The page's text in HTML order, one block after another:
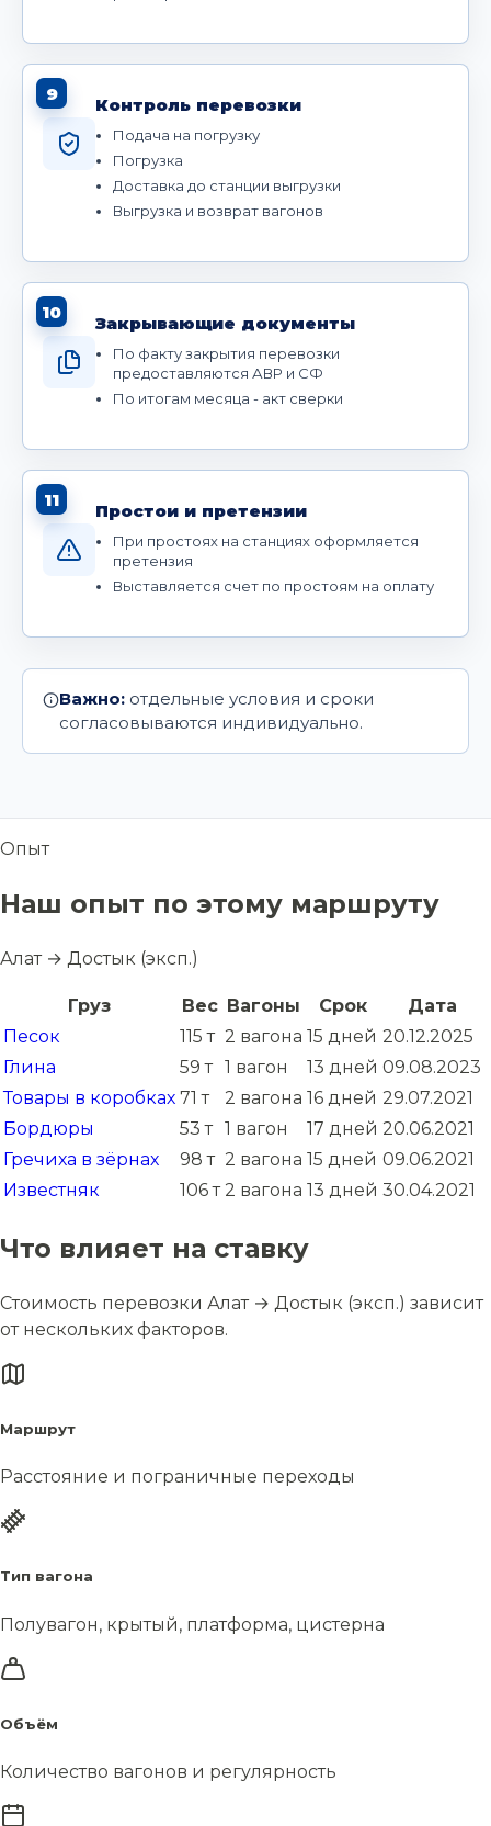
9
Контроль перевозки
Подача на погрузку
Погрузка
Доставка до станции выгрузки
Выгрузка и возврат вагонов
10
Закрывающие документы
По факту закрытия перевозки
предоставляются АВР и СФ
По итогам месяца - акт сверки
11
Простои и претензии
При простоях на станциях оформляется
претензия
Выставляется счет по простоям на оплату
Важно: отдельные условия и сроки
согласовываются индивидуально.
Опыт
Наш опыт по этому маршруту
Алат → Достык (эксп.)
Груз Вес Вагоны Срок
Дата
Песок
115 т 2 вагона 15 дней 20.12.2025
Глина
59 т 1 вагон 13 дней 09.08.2023
Товары в коробках 71 т 2 вагона 16 дней 29.07.2021
Бордюры
53 т 1 вагон 17 дней 20.06.2021
Гречиха в зёрнах
98 т 2 вагона 15 дней 09.06.2021
Известняк
106 т 2 вагона 13 дней 30.04.2021
Что влияет на ставку
Стоимость перевозки Алат → Достык (эксп.) зависит
от нескольких факторов.
Маршрут
Расстояние и пограничные переходы
Тип вагона
Полувагон, крытый, платформа, цистерна
Объём
Количество вагонов и регулярность